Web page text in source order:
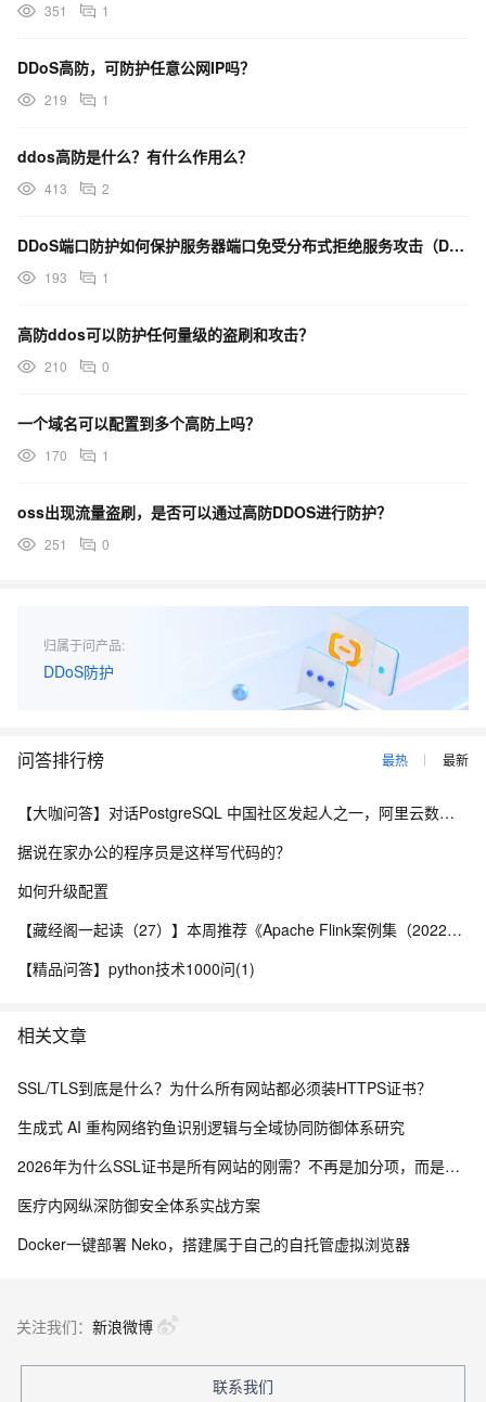
351 1
DDoS高防，可防护任意公网IP吗？
219 1
ddos高防是什么？有什么作用么？
413 2
DDoS端口防护如何保护服务器端口免受分布式拒绝服务攻击（DDoS攻击）的？
193 1
高防ddos可以防护任何量级的盗刷和攻击？
210 0
一个域名可以配置到多个高防上吗？
170 1
oss出现流量盗刷，是否可以通过高防DDOS进行防护？
251 0
归属于问产品:
DDoS防护
问答排行榜 最热 最新
【大咖问答】对话PostgreSQL 中国社区发起人之一，阿里云数据库高级专家 德哥
据说在家办公的程序员是这样写代码的？
如何升级配置
【藏经阁一起读（27）】本周推荐《Apache Flink案例集（2022版）》，你有哪些心得？
【精品问答】python技术1000问(1)
相关文章
SSL/TLS到底是什么？为什么所有网站都必须装HTTPS证书？
生成式 AI 重构网络钓鱼识别逻辑与全域协同防御体系研究
2026年为什么SSL证书是所有网站的刚需？不再是加分项，而是建站底线
医疗内网纵深防御安全体系实战方案
Docker一键部署 Neko，搭建属于自己的自托管虚拟浏览器
关注我们： 新浪微博
联系我们